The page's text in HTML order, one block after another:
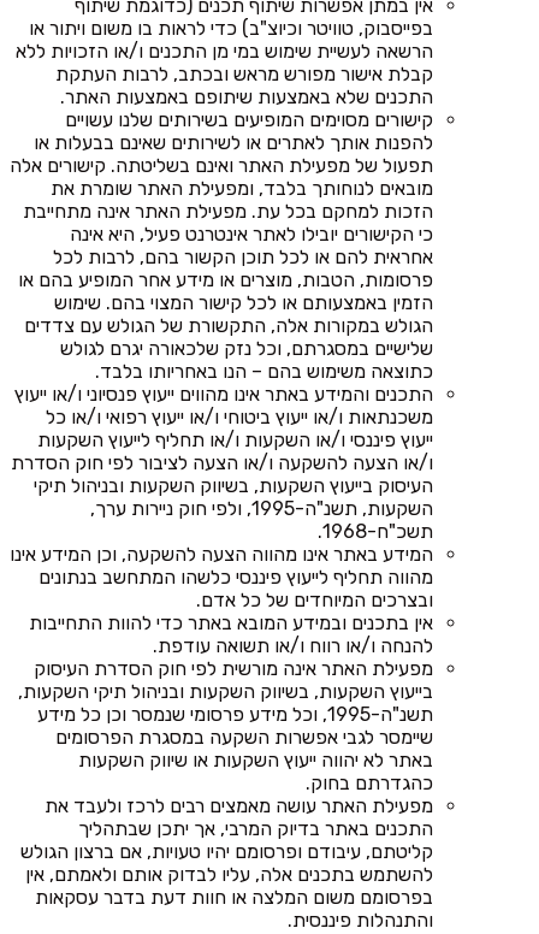
אין במתן אפשרות שיתוף תכנים (כדוגמת שיתוף
בפייסבוק, טוויטר וכיוצ"ב) כדי לראות בו משום ויתור או
הרשאה לעשיית שימוש במי מן התכנים ו/או הזכויות ללא
קבלת אישור מפורש מראש ובכתב, לרבות העתקת
התכנים שלא באמצעות שיתופם באמצעות האתר.
קישורים מסוימים המופיעים בשירותים שלנו עשויים
להפנות אותך לאתרים או לשירותים שאינם בבעלות או
תפעול של מפעילת האתר ואינם בשליטתה. קישורים אלה
מובאים לנוחותך בלבד, ומפעילת האתר שומרת את
הזכות למחקם בכל עת. מפעילת האתר אינה מתחייבת
כי הקישורים יובילו לאתר אינטרנט פעיל, היא אינה
אחראית להם או לכל תוכן הקשור בהם, לרבות לכל
פרסומות, הטבות, מוצרים או מידע אחר המופיע בהם או
הזמין באמצעותם או לכל קישור המצוי בהם. שימוש
הגולש במקורות אלה, התקשורת של הגולש עם צדדים
שלישיים במסגרתם, וכל נזק שלכאורה יגרם לגולש
כתוצאה משימוש בהם – הנו באחריותו בלבד.
התכנים והמידע באתר אינו מהווים ייעוץ פנסיוני ו/או ייעוץ
משכנתאות ו/או ייעוץ ביטוחי ו/או ייעוץ רפואי ו/או כל
ייעוץ פיננסי ו/או השקעות ו/או תחליף לייעוץ השקעות
ו/או הצעה להשקעה ו/או הצעה לציבור לפי חוק הסדרת
העיסוק בייעוץ השקעות, בשיווק השקעות ובניהול תיקי
השקעות, תשנ"ה-1995, ולפי חוק ניירות ערך,
תשכ"ח-1968.
המידע באתר אינו מהווה הצעה להשקעה, וכן המידע אינו
מהווה תחליף לייעוץ פיננסי כלשהו המתחשב בנתונים
ובצרכים המיוחדים של כל אדם.
אין בתכנים ובמידע המובא באתר כדי להוות התחייבות
להנחה ו/או רווח ו/או תשואה עודפת.
מפעילת האתר אינה מורשית לפי חוק הסדרת העיסוק
בייעוץ השקעות, בשיווק השקעות ובניהול תיקי השקעות,
תשנ"ה-1995, וכל מידע פרסומי שנמסר וכן כל מידע
שיימסר לגבי אפשרות השקעה במסגרת הפרסומים
באתר לא יהווה ייעוץ השקעות או שיווק השקעות
כהגדרתם בחוק.
מפעילת האתר עושה מאמצים רבים לרכז ולעבד את
התכנים באתר בדיוק המרבי, אך יתכן שבתהליך
קליטתם, עיבודם ופרסומם יהיו טעויות, אם ברצון הגולש
להשתמש בתכנים אלה, עליו לבדוק אותם ולאמתם, אין
בפרסומם משום המלצה או חוות דעת בדבר עסקאות
והתנהלות פיננסית.